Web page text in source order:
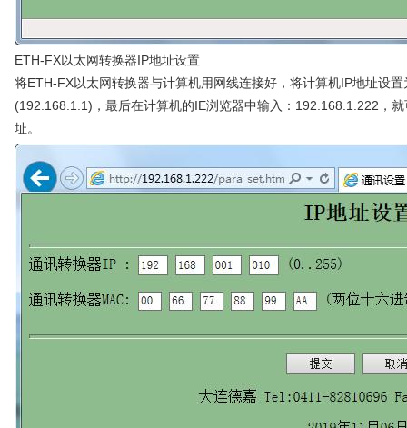
ETH-FX以太网转换器IP地址设置
将ETH-FX以太网转换器与计算机用网线连接好，将计算机IP地址设
(192.168.1.1)，最后在计算机的IE浏览器中输入：192.168.1.222，
址。